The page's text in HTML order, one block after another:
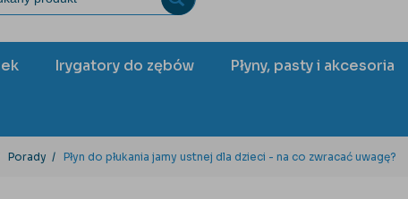
Irygatory do zębów Płyny, pasty i akcesoria
Porady Płyn do płukania jamy ustnej dla dzieci - na co zwracać uwagę?